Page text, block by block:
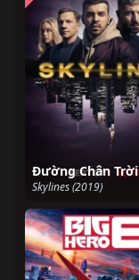
Đường Chân Trời
Skylines (2019)